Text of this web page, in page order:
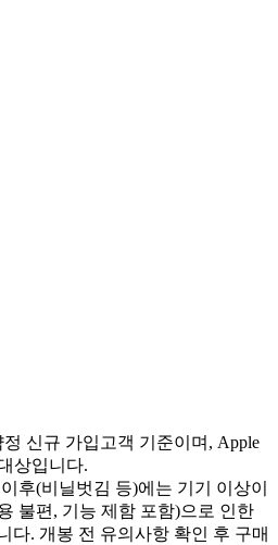
신규 가입고객 기준이며, Apple
상입니다.
후(비닐벗김 등)에는 기기 이상이
불편, 기능 제함 포함)으로 인한
다. 개봉 전 유의사항 확인 후 구매